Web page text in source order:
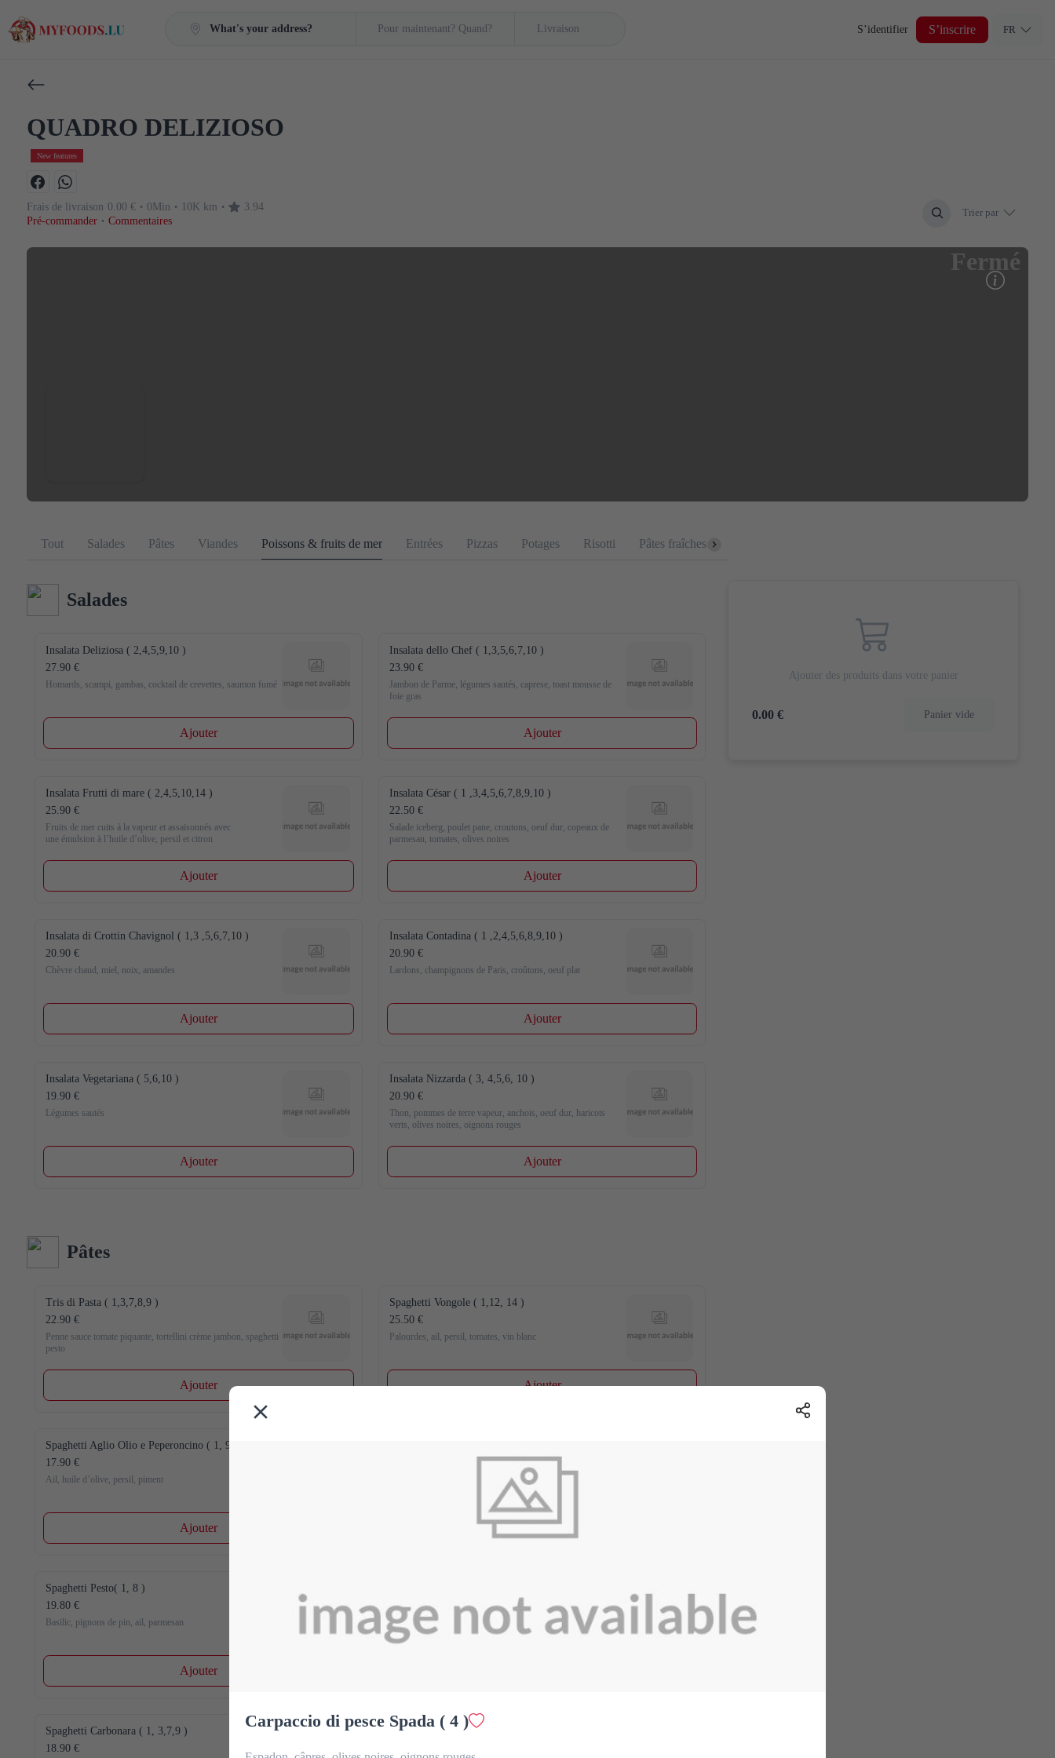
What's your address? Pour maintenant? Quand? Livraison S’identifier S’inscrire FR
QUADRO DELIZIOSO
New features
Frais de livraison 0.00 € • 0Min • 10K km •
3.94
Pré-commander • Commentaires
Trier par
Fermé
Tout Salades Pâtes Viandes Poissons & fruits de mer Entrées Pizzas Potages Risotti Pâtes fraîches
Salades
Insalata Deliziosa ( 2,4,5,9,10 )
27.90 €
Homards, scampi, gambas, cocktail de crevettes, saumon fumé
Ajouter
Insalata dello Chef ( 1,3,5,6,7,10 )
23.90 €
Jambon de Parme, légumes sautés, caprese, toast mousse de
foie gras
Ajouter
Insalata Frutti di mare ( 2,4,5,10,14 )
25.90 €
Fruits de mer cuits à la vapeur et assaisonnés avec
une émulsion à l’huile d’olive, persil et citron
Ajouter
Insalata César ( 1 ,3,4,5,6,7,8,9,10 )
22.50 €
Salade iceberg, poulet pane, croutons, oeuf dur, copeaux de
parmesan, tomates, olives noires
Ajouter
Insalata di Crottin Chavignol ( 1,3 ,5,6,7,10 )
20.90 €
Chèvre chaud, miel, noix, amandes
Ajouter
Insalata Contadina ( 1 ,2,4,5,6,8,9,10 )
20.90 €
Lardons, champignons de Paris, croûtons, oeuf plat
Ajouter
Insalata Vegetariana ( 5,6,10 )
19.90 €
Légumes sautés
Ajouter
Insalata Nizzarda ( 3, 4,5,6, 10 )
20.90 €
Thon, pommes de terre vapeur, anchois, oeuf dur, haricots
verts, olives noires, oignons rouges
Ajouter
Pâtes
Tris di Pasta ( 1,3,7,8,9 )
22.90 €
Penne sauce tomate piquante, tortellini crème jambon, spaghetti
pesto
Ajouter
Spaghetti Vongole ( 1,12, 14 )
25.50 €
Palourdes, ail, persil, tomates, vin blanc
Ajouter
Spaghetti Aglio Olio e Peperoncino ( 1, 9 )
17.90 €
Ail, huile d’olive, persil, piment
Ajouter
Viande mixte, vin rouge, sauce tomate
Ajouter
Spaghetti Pesto( 1, 8 )
19.80 €
Basilic, pignons de pin, ail, parmesan
Ajouter
18.90 €
Tomates cerises, roquette, parmesan, huile d’olive
Spaghetti Carbonara ( 1, 3,7,9 )
18.90 €
Ajouter des produits dans votre panier
0.00 € Panier vide
Carpaccio di pesce Spada ( 4 )